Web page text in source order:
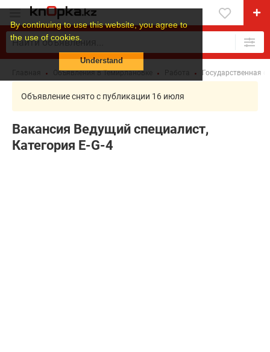
By continuing to use this website, you agree to
the use of cookies.
Understand
Объявления в Темирлановке Государственная
Объявление снято с публикации 16 июля
Вакансия Ведущий специалист,
Категория E-G-4